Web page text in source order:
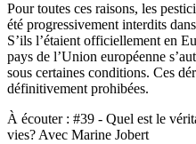
Pour toutes ces raisons, les
été progressivement interdits
S’ils l’étaient officiellement en
pays de l’Union européenne
sous certaines conditions. Ces
définitivement prohibées.
À écouter : #39 - Quel est le
vies? Avec Marine Jobert